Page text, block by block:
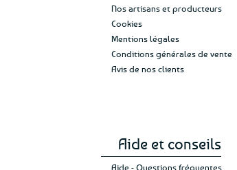
Nos artisans et producteurs
Cookies
Mentions légales
Conditions générales de vente
Avis de nos clients
Aide et conseils
Aide - Questions fréquentes